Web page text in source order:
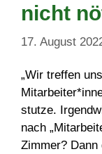
nicht
17. August
„Wir treffen
stutze.
nach
Zimmer? Dann